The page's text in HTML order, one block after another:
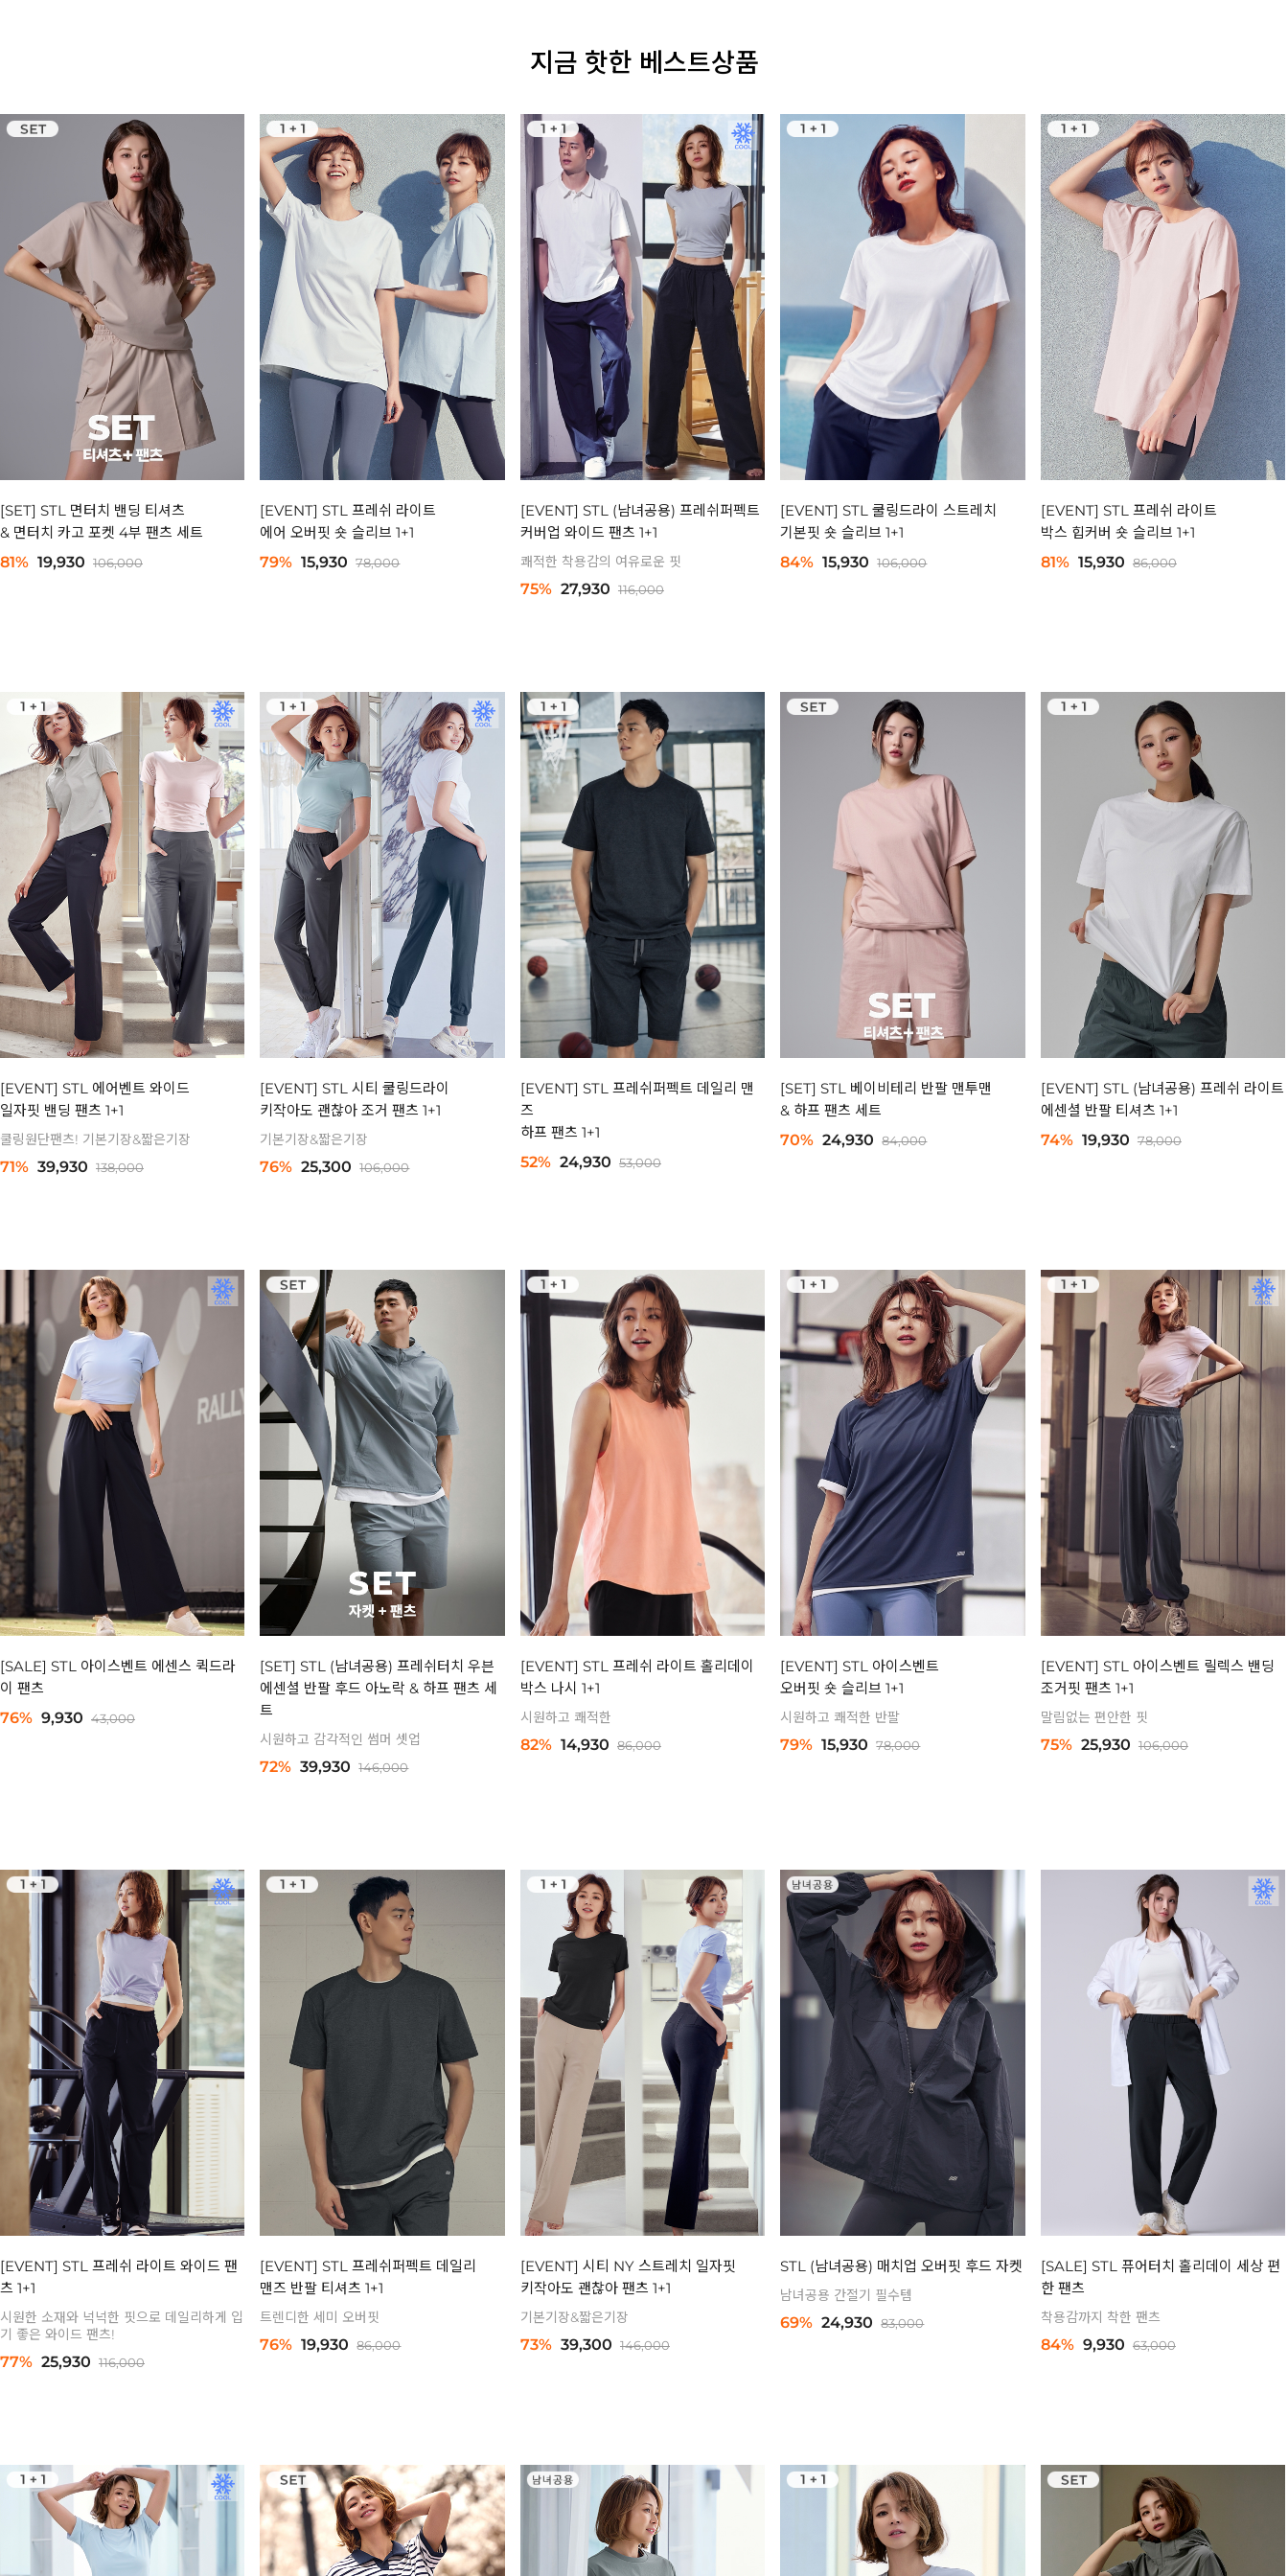
지금 핫한 베스트상품
[SET] STL 면터치 밴딩 티셔츠
& 면터치 카고 포켓 4부 팬츠 세트
81% 19,930 106,000
[EVENT] STL 프레쉬 라이트
에어 오버핏 숏 슬리브 1+1
79% 15,930 78,000
[EVENT] STL (남녀공용) 프레쉬퍼펙트
커버업 와이드 팬츠 1+1
쾌적한 착용감의 여유로운 핏
75% 27,930 116,000
[EVENT] STL 쿨링드라이 스트레치
기본핏 숏 슬리브 1+1
84% 15,930 106,000
[EVENT] STL 프레쉬 라이트
박스 힙커버 숏 슬리브 1+1
81% 15,930 86,000
[EVENT] STL 에어벤트 와이드
일자핏 밴딩 팬츠 1+1
쿨링원단팬츠! 기본기장&짧은기장
71% 39,930 138,000
[EVENT] STL 시티 쿨링드라이
키작아도 괜찮아 조거 팬츠 1+1
기본기장&짧은기장
76% 25,300 106,000
[EVENT] STL 프레쉬퍼펙트 데일리 맨
즈
하프 팬츠 1+1
52% 24,930 53,000
[SET] STL 베이비테리 반팔 맨투맨
& 하프 팬츠 세트
70% 24,930 84,000
[EVENT] STL (남녀공용) 프레쉬 라이트
에센셜 반팔 티셔츠 1+1
74% 19,930 78,000
[SALE] STL 아이스벤트 에센스 퀵드라
이 팬츠
76% 9,930 43,000
[SET] STL (남녀공용) 프레쉬터치 우븐
에센셜 반팔 후드 아노락 & 하프 팬츠 세
트
시원하고 감각적인 썸머 셋업
72% 39,930 146,000
[EVENT] STL 프레쉬 라이트 홀리데이
박스 나시 1+1
시원하고 쾌적한
82% 14,930 86,000
[EVENT] STL 아이스벤트
오버핏 숏 슬리브 1+1
시원하고 쾌적한 반팔
79% 15,930 78,000
[EVENT] STL 아이스벤트 릴렉스 밴딩
조거핏 팬츠 1+1
말림없는 편안한 핏
75% 25,930 106,000
[EVENT] STL 프레쉬 라이트 와이드 팬
츠 1+1
시원한 소재와 넉넉한 핏으로 데일리하게 입
기 좋은 와이드 팬츠!
77% 25,930 116,000
[EVENT] STL 프레쉬퍼펙트 데일리
맨즈 반팔 티셔츠 1+1
트렌디한 세미 오버핏
76% 19,930 86,000
[EVENT] 시티 NY 스트레치 일자핏
키작아도 괜찮아 팬츠 1+1
기본기장&짧은기장
73% 39,300 146,000
STL (남녀공용) 매치업 오버핏 후드 자켓
남녀공용 간절기 필수템
69% 24,930 83,000
[SALE] STL 퓨어터치 홀리데이 세상 편
한 팬츠
착용감까지 착한 팬츠
84% 9,930 63,000